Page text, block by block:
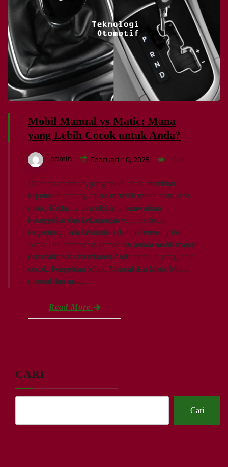
Mobil Manual vs Matic: Mana
yang Lebih Cocok untuk Anda?
admin Februari 10, 2025 1920
Di dunia otomotif, pengemudi harus membuat
keputusan penting antara memilih mobil manual vs
matic. Kedua jenis mobil ini menawarkan
keunggulan dan kekurangan yang berbeda,
tergantung pada kebutuhan dan preferensi pribadi.
Artikel ini membahas perbedaan antara mobil manual
dan matic serta membantu Anda memilih yang lebih
cocok. Pengertian Mobil Manual dan Matic Mobil
manual dan matic…
Read More
CARI
Cari